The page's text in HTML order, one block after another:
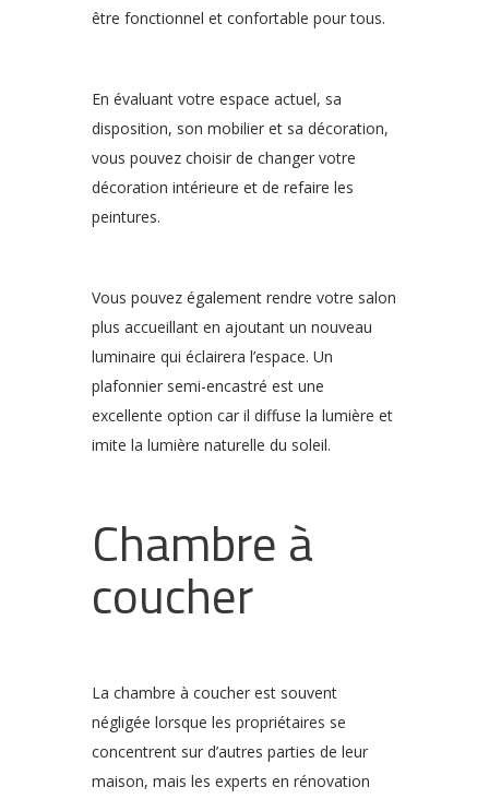
être fonctionnel et confortable pour tous.
En évaluant votre espace actuel, sa
disposition, son mobilier et sa décoration,
vous pouvez choisir de changer votre
décoration intérieure et de refaire les
peintures.
Vous pouvez également rendre votre salon
plus accueillant en ajoutant un nouveau
luminaire qui éclairera l’espace. Un
plafonnier semi-encastré est une
excellente option car il diffuse la lumière et
imite la lumière naturelle du soleil.
Chambre à
coucher
La chambre à coucher est souvent
négligée lorsque les propriétaires se
concentrent sur d’autres parties de leur
maison, mais les experts en rénovation